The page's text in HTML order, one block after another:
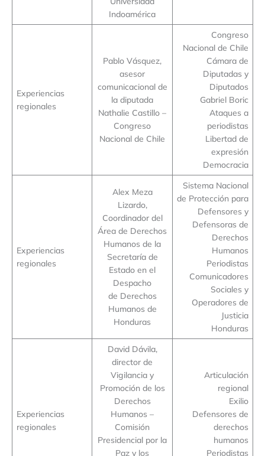
Indoamérica
Experiencias
regionales
Pablo Vásquez,
asesor
comunicacional de
la diputada
Nathalie Castillo –
Congreso
Nacional de Chile
Congreso
Nacional de Chile
Cámara de
Diputadas y
Diputados
Gabriel Boric
Ataques a
periodistas
Libertad de
expresión
Democracia
Experiencias
regionales
Alex Meza
Lizardo,
Coordinador del
Área de Derechos
Humanos de la
Secretaría de
Estado en el
Despacho
de Derechos
Humanos de
Honduras
Sistema Nacional
de Protección para
Defensores y
Defensoras de
Derechos
Humanos
Periodistas
Comunicadores
Sociales y
Operadores de
Justicia
Honduras
Experiencias
regionales
David Dávila,
director de
Vigilancia y
Promoción de los
Derechos
Humanos –
Comisión
Presidencial por la
Paz y los
Articulación
regional
Exilio
Defensores de
derechos
humanos
Periodistas